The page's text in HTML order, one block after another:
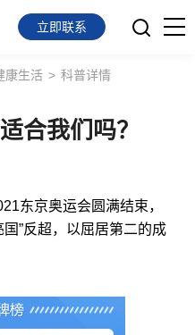
立即联系
康生活 > 科普详情
合我们吗？
东京奥运会圆满结束，
”反超，以屈居第二的成